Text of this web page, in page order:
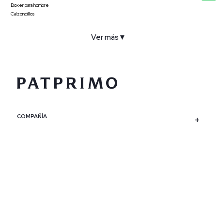
Boxer para hombre
Calzoncillos
Ver más ▼
COMPAÑÍA